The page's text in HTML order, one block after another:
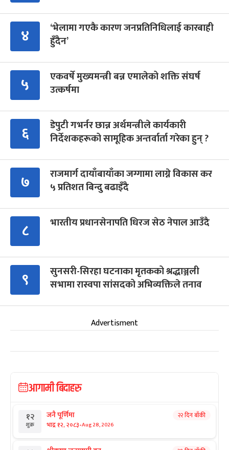
४
‘भेलामा गएकै कारण जनप्रतिनिधिलाई कारबाही
हुँदैन’
५
एकवर्षे मुख्यमन्त्री बन्न एमालेको शक्ति संघर्ष
उत्कर्षमा
६
डेपुटी गभर्नर छान्न अर्थमन्त्रीले कार्यकारी
निर्देशकहरूको सामूहिक अन्तर्वार्ता गरेका हुन् ?
७
राजमार्ग दायाँबायाँका जग्गामा लाग्ने विकास कर
५ प्रतिशत बिन्दु बढाइँदै
८ भारतीय प्रधानसेनापति धिरज सेठ नेपाल आउँदै
९
सुनसरी-सिरहा घटनाका मृतकको श्रद्धाञ्जली
सभामा रास्वपा सांसदको अभिव्यक्तिले तनाव
Advertisment
आगामी बिदाहरु
१२
शुक्र
जनै पूर्णिमा
भाद्र १२, २०८३-Aug 28, 2026
२२ दिन बाँकी